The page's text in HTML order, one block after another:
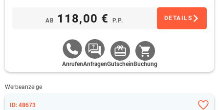
Frühstück wird Ihnen auf Wunsch als Bettfrühstück auf das
Zimmer gebracht
AB 118,00 € P.P. DETAILS
AnrufenAnfragenGutschein Buchung
Werbeanzeige
ID: 48673